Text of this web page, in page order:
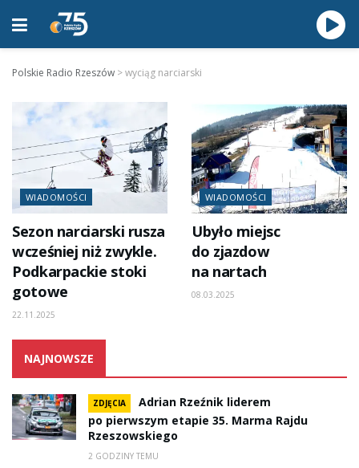
Polskie Radio Rzeszów >wyciąg narciarski
WIADOMOŚCI
Sezon narciarski rusza
wcześniej niż zwykle.
Podkarpackie stoki
gotowe
22.11.2025
WIADOMOŚCI
Ubyło miejsc
do zjazdow
na nartach
08.03.2025
NAJNOWSZE
ZDJĘCIA
Adrian Rzeźnik liderem
po pierwszym etapie 35. Marma Rajdu
Rzeszowskiego
2 GODZINY TEMU